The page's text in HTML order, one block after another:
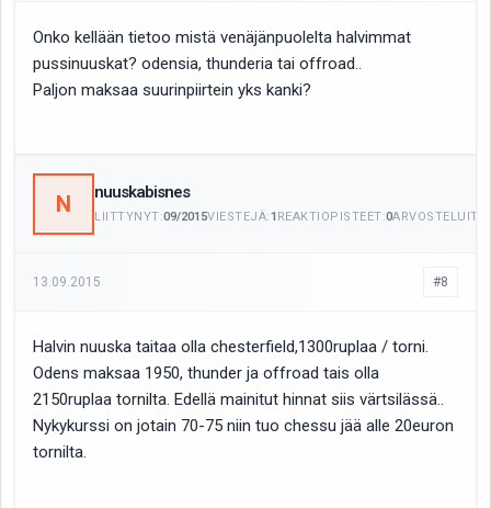
Onko kellään tietoo mistä venäjänpuolelta halvimmat
pussinuuskat? odensia, thunderia tai offroad..
Paljon maksaa suurinpiirtein yks kanki?
N nuuskabisnes
LIITTYNYT:09/2015VIESTEJÄ:1 REAKTIOPISTEET:0ARVOSTELUITA:
13.09.2015 #8
Halvin nuuska taitaa olla chesterfield,1300ruplaa / torni.
Odens maksaa 1950, thunder ja offroad tais olla
2150ruplaa tornilta. Edellä mainitut hinnat siis värtsilässä..
Nykykurssi on jotain 70-75 niin tuo chessu jää alle 20euron
tornilta.